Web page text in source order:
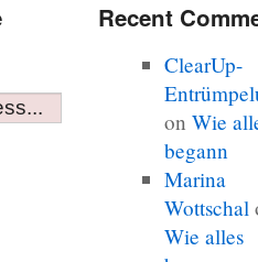
Recent
ClearUp-
onWie
begann
Marina
Wottschal
Wie alles